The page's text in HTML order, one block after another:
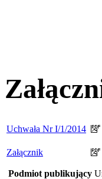
Uchwała Nr I/1/2014
Załącznik
Podmiot publikujący